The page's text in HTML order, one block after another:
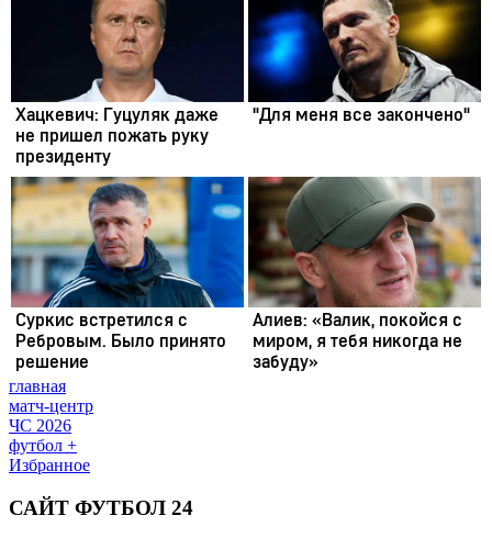
главная
матч-центр
ЧС 2026
футбол +
Избранное
САЙТ ФУТБОЛ 24